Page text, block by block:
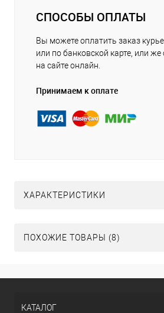
СПОСОБЫ ОПЛАТЫ
Вы можете оплатить заказ
или по банковской карте, или же
на сайте онлайн.
Принимаем к оплате
ХАРАКТЕРИСТИКИ
ПОХОЖИЕ ТОВАРЫ (8)
КАТАЛОГ